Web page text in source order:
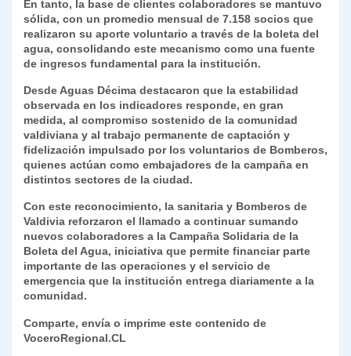
En tanto, la base de clientes colaboradores se mantuvo
sólida, con un promedio mensual de 7.158 socios que
realizaron su aporte voluntario a través de la boleta del
agua, consolidando este mecanismo como una fuente
de ingresos fundamental para la institución.
Desde Aguas Décima destacaron que la estabilidad
observada en los indicadores responde, en gran
medida, al compromiso sostenido de la comunidad
valdiviana y al trabajo permanente de captación y
fidelización impulsado por los voluntarios de Bomberos,
quienes actúan como embajadores de la campaña en
distintos sectores de la ciudad.
Con este reconocimiento, la sanitaria y Bomberos de
Valdivia reforzaron el llamado a continuar sumando
nuevos colaboradores a la Campaña Solidaria de la
Boleta del Agua, iniciativa que permite financiar parte
importante de las operaciones y el servicio de
emergencia que la institución entrega diariamente a la
comunidad.
Comparte, envía o imprime este contenido de
VoceroRegional.CL